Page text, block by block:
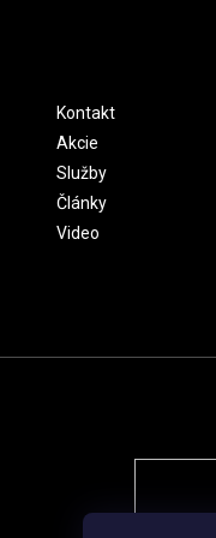
Kontakt
Akcie
Služby
Články
Video